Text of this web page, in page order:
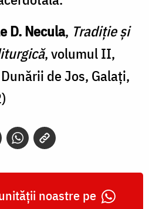
D. Necula, Tradiție și
, volumul II,
de Jos, Galați,
noastre pe